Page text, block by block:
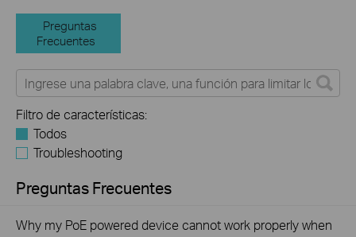
Preguntas
Frecuentes
Filtro de características:
Todos
Troubleshooting
Preguntas Frecuentes
Why my PoE powered device cannot work properly when